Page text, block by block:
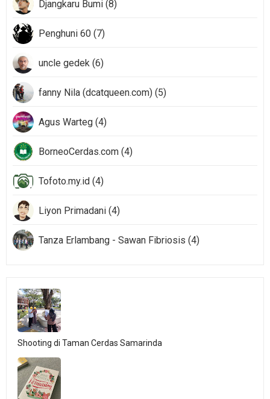
Djangkaru Bumi (8)
Penghuni 60 (7)
uncle gedek (6)
fanny Nila (dcatqueen.com) (5)
Agus Warteg (4)
BorneoCerdas.com (4)
Tofoto.my.id (4)
Liyon Primadani (4)
Tanza Erlambang - Sawan Fibriosis (4)
Shooting di Taman Cerdas Samarinda